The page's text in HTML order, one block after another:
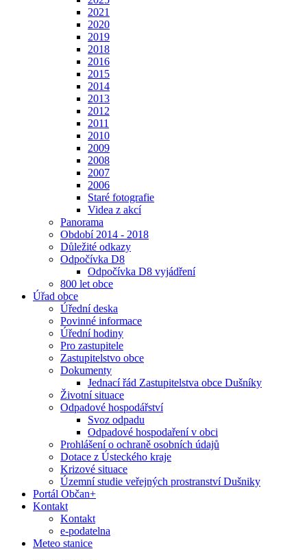
2021
2020
2019
2018
2016
2015
2014
2013
2012
2011
2010
2009
2008
2007
2006
Staré fotografie
Videa z akcí
Panorama
Období 2014 - 2018
Důležité odkazy
Odpočívka D8
Odpočívka D8 vyjádření
800 let obce
Úřad obce
Úřední deska
Povinné informace
Úřední hodiny
Pro zastupitele
Zastupitelstvo obce
Dokumenty
Jednací řád Zastupitelstva obce Dušníky
Životní situace
Odpadové hospodářství
Svoz odpadu
Odpadové hospodaření v obci
Prohlášení o ochraně osobních údajů
Dotace z Ústeckého kraje
Krizové situace
Územní studie veřejných prostranství Dušniky
Portál Občan+
Kontakt
Kontakt
e-podatelna
Meteo stanice